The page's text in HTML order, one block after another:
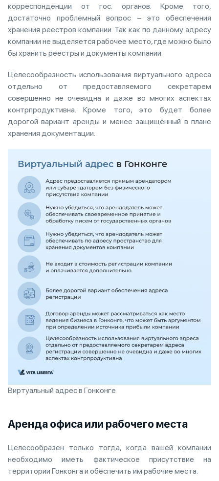
корреспонденции от гос. органов. Кроме того,
достаточно проблемный вопрос – это обеспечения
хранения реестров компании. Так как по данному адресу
компании не выделяется рабочее место, где можно было
бы хранить реестры и документы компании.
Целесообразность использования виртуального адреса
отдельно от предоставляемого секретарем
совершенно не очевидна и даже во многих аспектах
контрпродуктивна. Кроме того, это будет более
дорогой вариант аренды и менее защищённый в плане
хранения документации.
Виртуальный адрес в Гонконге
Аренда офиса или рабочего места
Целесообразен только тогда, когда вашей компании
необходимо иметь фактическое присутствие на
территории Гонконга и обеспечить им рабочие места.